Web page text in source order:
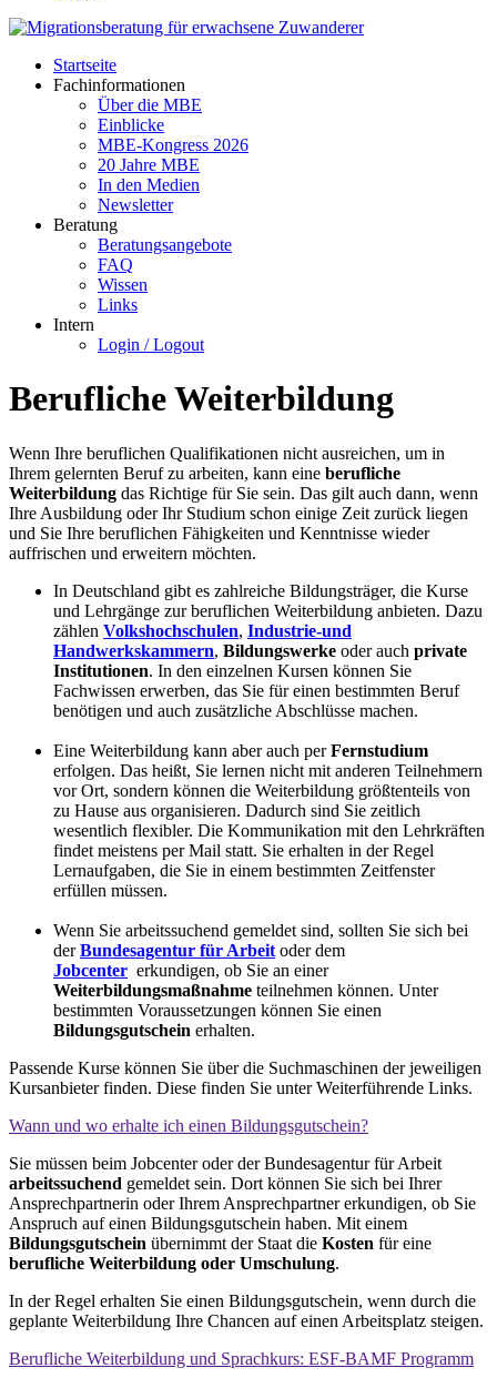
Startseite
Fachinformationen
Über die MBE
Einblicke
MBE-Kongress 2026
20 Jahre MBE
In den Medien
Newsletter
Beratung
Beratungsangebote
FAQ
Wissen
Links
Intern
Login / Logout
Berufliche Weiterbildung
Wenn Ihre beruflichen Qualifikationen nicht ausreichen, um in
Ihrem gelernten Beruf zu arbeiten, kann eine berufliche
Weiterbildung das Richtige für Sie sein. Das gilt auch dann, wenn
Ihre Ausbildung oder Ihr Studium schon einige Zeit zurück liegen
und Sie Ihre beruflichen Fähigkeiten und Kenntnisse wieder
auffrischen und erweitern möchten.
In Deutschland gibt es zahlreiche Bildungsträger, die Kurse
und Lehrgänge zur beruflichen Weiterbildung anbieten. Dazu
zählen Volkshochschulen, Industrie-und
Handwerkskammern, Bildungswerke oder auch private
Institutionen. In den einzelnen Kursen können Sie
Fachwissen erwerben, das Sie für einen bestimmten Beruf
benötigen und auch zusätzliche Abschlüsse machen.
Eine Weiterbildung kann aber auch perFernstudium
erfolgen. Das heißt, Sie lernen nicht mit anderen Teilnehmern
vor Ort, sondern können die Weiterbildung größtenteils von
zu Hause aus organisieren. Dadurch sind Sie zeitlich
wesentlich flexibler. Die Kommunikation mit den Lehrkräften
findet meistens per Mail statt. Sie erhalten in der Regel
Lernaufgaben, die Sie in einem bestimmten Zeitfenster
erfüllen müssen.
Wenn Sie arbeitssuchend gemeldet sind, sollten Sie sich bei
derBundesagentur für Arbeit oder dem
Jobcenter erkundigen, ob Sie an einer
Weiterbildungsmaßnahme teilnehmen können. Unter
bestimmten Voraussetzungen können Sie einen
Bildungsgutschein erhalten.
Passende Kurse können Sie über die Suchmaschinen der jeweiligen
Kursanbieter finden. Diese finden Sie unter Weiterführende Links.
Wann und wo erhalte ich einen Bildungs­gutschein?
Sie müssen beim Jobcenter oder der Bundesagentur für Arbeit
arbeitssuchend gemeldet sein. Dort können Sie sich bei Ihrer
Ansprechpartnerin oder Ihrem Ansprechpartner erkundigen, ob Sie
Anspruch auf einen Bildungsgutschein haben. Mit einem
Bildungsgutschein übernimmt der Staat die Kosten für eine
berufliche Weiterbildung oder Umschulung.
In der Regel erhalten Sie einen Bildungsgutschein, wenn durch die
geplante Weiterbildung Ihre Chancen auf einen Arbeitsplatz steigen.
Beruf­liche Weiter­bildung und Sprach­kurs: ESF-BAMF Programm